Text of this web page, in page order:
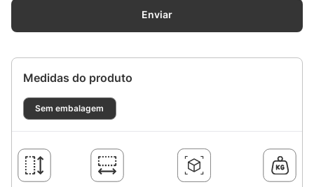
Enviar
Medidas do produto
Sem embalagem